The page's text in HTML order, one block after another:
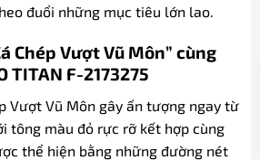
đuổi những mục tiêu lớn lao.
Chép Vượt Vũ Môn” cùng
TITAN F-2173275
Vượt Vũ Môn gây ấn tượng ngay từ
tông màu đỏ rực rỡ kết hợp cùng
thể hiện bằng những đường nét